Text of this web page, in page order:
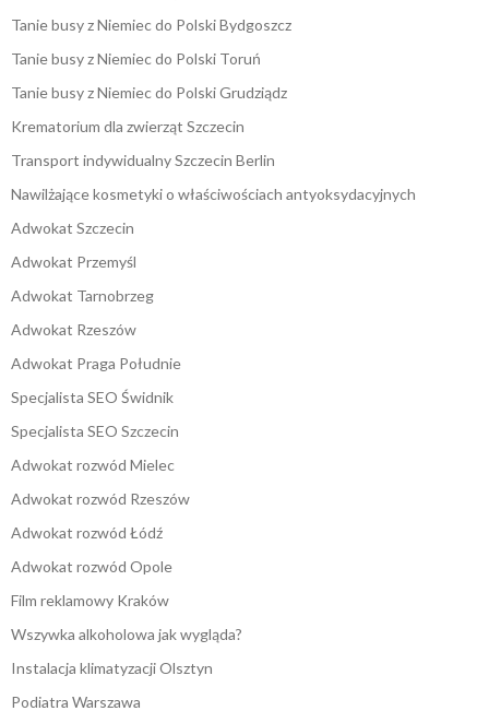
Tanie busy z Niemiec do Polski Bydgoszcz
Tanie busy z Niemiec do Polski Toruń
Tanie busy z Niemiec do Polski Grudziądz
Krematorium dla zwierząt Szczecin
Transport indywidualny Szczecin Berlin
Nawilżające kosmetyki o właściwościach antyoksydacyjnych
Adwokat Szczecin
Adwokat Przemyśl
Adwokat Tarnobrzeg
Adwokat Rzeszów
Adwokat Praga Południe
Specjalista SEO Świdnik
Specjalista SEO Szczecin
Adwokat rozwód Mielec
Adwokat rozwód Rzeszów
Adwokat rozwód Łódź
Adwokat rozwód Opole
Film reklamowy Kraków
Wszywka alkoholowa jak wygląda?
Instalacja klimatyzacji Olsztyn
Podiatra Warszawa